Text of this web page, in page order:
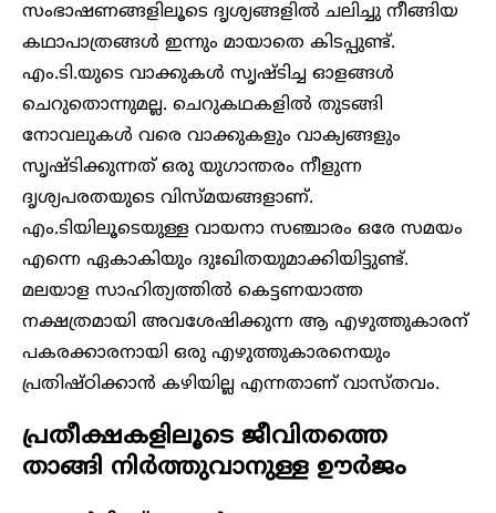
സംഭാഷണങ്ങളിലൂടെ ദൃശ്യങ്ങളിൽ ചലിച്ചു നീങ്ങിയ
കഥാപാത്രങ്ങൾ ഇന്നും മായാതെ കിടപ്പുണ്ട്.
എം.ടി.യുടെ വാക്കുകൾ സൃഷ്ടിച്ച ഓളങ്ങൾ
ചെറുതൊന്നുമല്ല. ചെറുകഥകളിൽ തുടങ്ങി
നോവലുകൾ വരെ വാക്കുകളും വാക്യങ്ങളും
സൃഷ്ടിക്കുന്നത് ഒരു യുഗാന്തരം നീളുന്ന
ദൃശ്യപരതയുടെ വിസ്മയങ്ങളാണ്.
എം.ടിയിലൂടെയുള്ള വായനാ സഞ്ചാരം ഒരേ സമയം
എന്നെ ഏകാകിയും ദുഃഖിതയുമാക്കിയിട്ടുണ്ട്.
മലയാള സാഹിത്യത്തിൽ കെട്ടണയാത്ത
നക്ഷത്രമായി അവശേഷിക്കുന്ന ആ എഴുത്തുകാരന്
പകരക്കാരനായി ഒരു എഴുത്തുകാരനെയും
പ്രതിഷ്ഠിക്കാൻ കഴിയില്ല എന്നതാണ് വാസ്തവം.
പ്രതീക്ഷകളിലൂടെ ജീവിതത്തെ
താങ്ങി നിർത്തുവാനുള്ള ഊർജം